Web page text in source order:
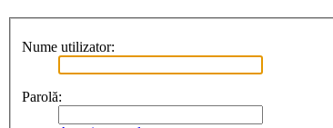
Nume utilizator:
Parolă: